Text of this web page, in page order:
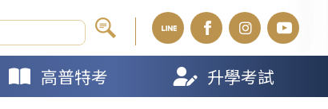
高普特考 升學考試